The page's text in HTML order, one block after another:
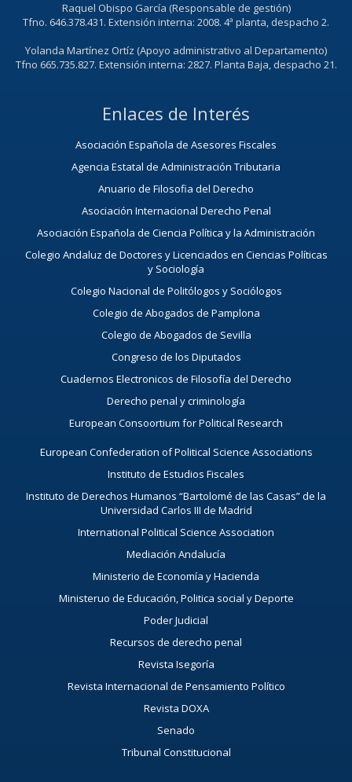
Raquel Obispo García (Responsable de gestión)
Tfno. 646.378.431. Extensión interna: 2008. 4ª planta, despacho 2.
Yolanda Martínez Ortíz (Apoyo administrativo al Departamento)
Tfno 665.735.827. Extensión interna: 2827. Planta Baja, despacho 21.
Enlaces de Interés
Asociación Española de Asesores Fiscales
Agencia Estatal de Administración Tributaria
Anuario de Filosofia del Derecho
Asociación Internacional Derecho Penal
Asociación Española de Ciencia Política y la Administración
Colegio Andaluz de Doctores y Licenciados en Ciencias Políticas
y Sociología
Colegio Nacional de Politólogos y Sociólogos
Colegio de Abogados de Pamplona
Colegio de Abogados de Sevilla
Congreso de los Diputados
Cuadernos Electronicos de Filosofía del Derecho
Derecho penal y criminología
European Consoortium for Political Research
European Confederation of Political Science Associations
Instituto de Estudios Fiscales
Instituto de Derechos Humanos “Bartolomé de las Casas” de la
Universidad Carlos III de Madrid
International Political Science Association
Mediación Andalucía
Ministerio de Economía y Hacienda
Ministeruo de Educación, Politica social y Deporte
Poder Judicial
Recursos de derecho penal
Revista Isegoría
Revista Internacional de Pensamiento Político
Revista DOXA
Senado
Tribunal Constitucional